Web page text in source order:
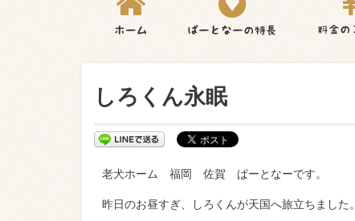
しろくん永眠
老犬ホーム 福岡 佐賀 ぱーとなーです。
昨日のお昼すぎ、しろくんが天国へ旅立ちました。